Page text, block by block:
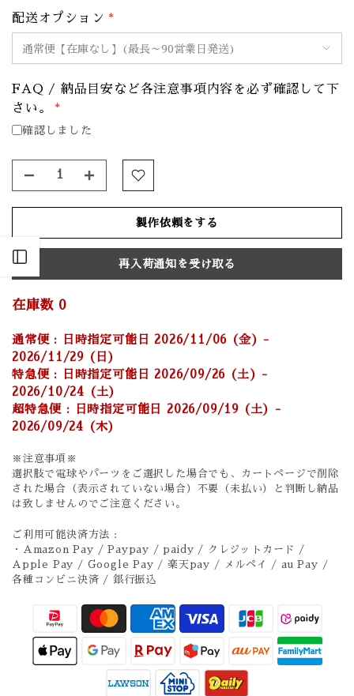
配送オプション *
FAQ / 納品目安など各注意事項内容を必ず確認して下
さい。
*
確認しました
製作依頼をする
再入荷通知を受け取る
在庫数 0
通常便 : 日時指定可能日 2026/11/06 (金) -
2026/11/29 (日)
特急便 : 日時指定可能日 2026/09/26 (土) -
2026/10/24 (土)
超特急便 : 日時指定可能日 2026/09/19 (土) -
2026/09/24 (木)
※注意事項※
選択肢で電球やパーツをご選択した場合でも、カートページで削除
された場合（表示されていない場合）不要（未払い）と判断し納品
は致しませんのでご注意ください。
ご利用可能決済方法 :
・Amazon Pay / Paypay / paidy / クレジットカード /
Apple Pay / Google Pay / 楽天pay / メルペイ / au Pay /
各種コンビニ決済 / 銀行振込